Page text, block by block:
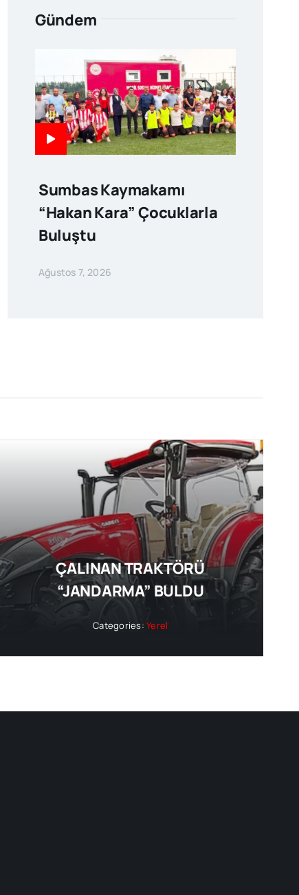
Gündem
Sumbas Kaymakamı
“Hakan Kara” Çocuklarla
Buluştu
Ağustos 7, 2026
ÇALINAN TRAKTÖRÜ
“JANDARMA” BULDU
Categories:Yerel